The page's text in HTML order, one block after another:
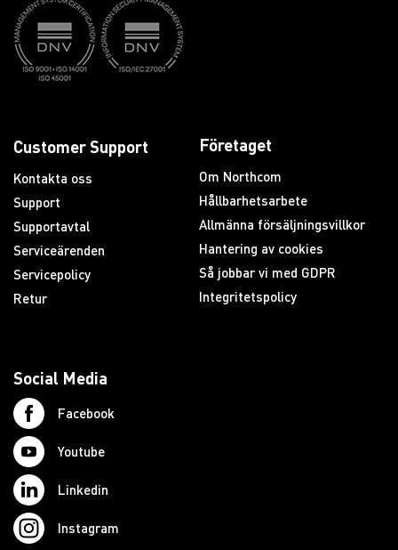
Customer Support
Kontakta oss
Support
Supportavtal
Serviceärenden
Servicepolicy
Retur
Företaget
Om Northcom
Hållbarhetsarbete
Allmänna försäljningsvillkor
Hantering av cookies
Så jobbar vi med GDPR
Integritetspolicy
Social Media
Facebook
Youtube
Linkedin
Instagram